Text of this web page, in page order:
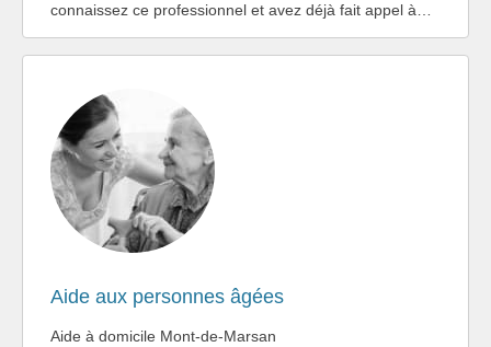
connaissez ce professionnel et avez déjà fait appel à…
Aide aux personnes âgées
Aide à domicile Mont-de-Marsan